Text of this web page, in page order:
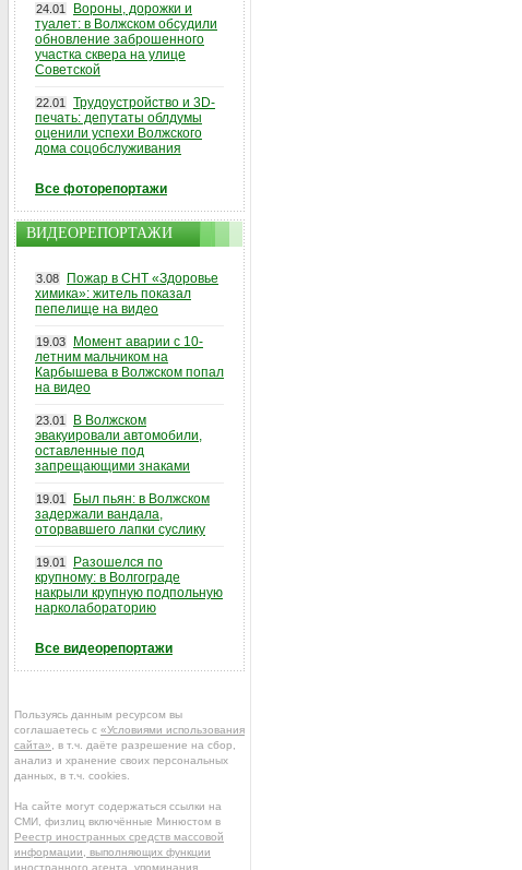
24.01
Вороны, дорожки и
туалет: в Волжском обсудили
обновление заброшенного
участка сквера на улице
Советской
22.01
Трудоустройство и 3D-
печать: депутаты облдумы
оценили успехи Волжского
дома соцобслуживания
Все фоторепортажи
ВИДЕОРЕПОРТАЖИ
3.08
Пожар в СНТ «Здоровье
химика»: житель показал
пепелище на видео
19.03
Момент аварии с 10-
летним мальчиком на
Карбышева в Волжском попал
на видео
23.01
В Волжском
эвакуировали автомобили,
оставленные под
запрещающими знаками
19.01
Был пьян: в Волжском
задержали вандала,
оторвавшего лапки суслику
19.01
Разошелся по
крупному: в Волгограде
накрыли крупную подпольную
нарколабораторию
Все видеорепортажи
Пользуясь данным ресурсом вы
соглашаетесь с «Условиями использования
сайта» , в т.ч. даёте разрешение на сбор,
анализ и хранение своих персональных
данных, в т.ч. cookies.
На сайте могут содержаться ссылки на
СМИ, физлиц включённые Минюстом в
Реестр иностранных средств массовой
информации, выполняющих функции
иностранного агента , упоминания